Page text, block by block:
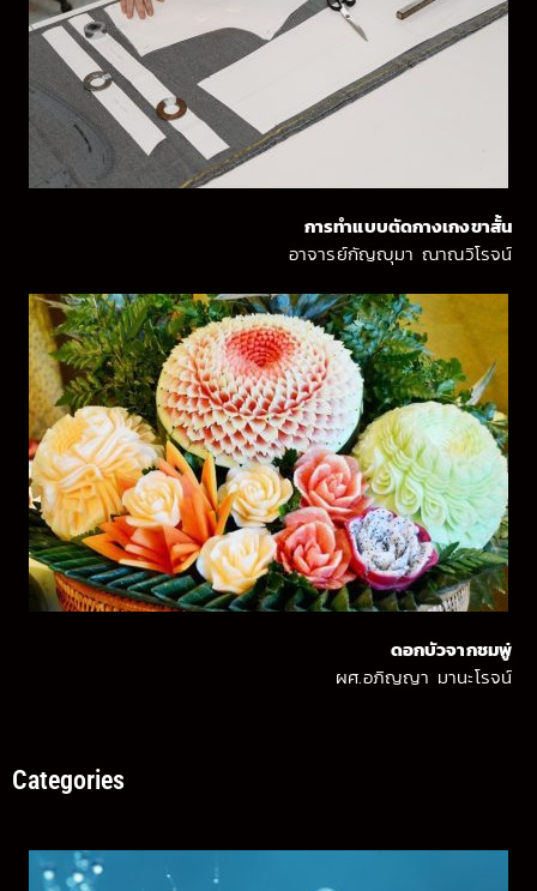
การทำแบบตัดกางเกงขาสั้น
อาจารย์กัญญุมา ณาณวิโรจน์
ดอกบัวจากชมพู่
ผศ.อภิญญา มานะโรจน์
Categories